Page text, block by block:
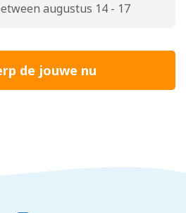
augustus 14 - 17
de jouwe nu